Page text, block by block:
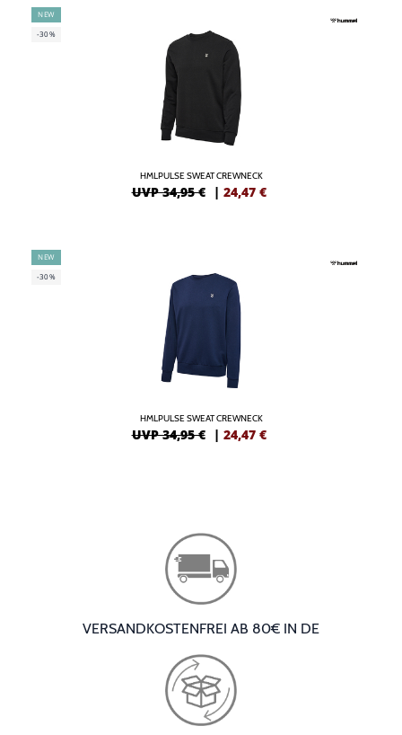
NEW
-30%
HMLPULSE SWEAT CREWNECK
UVP 34,95 € | 24,47 €
NEW
-30%
HMLPULSE SWEAT CREWNECK
UVP 34,95 € | 24,47 €
VERSANDKOSTENFREI AB 80€ IN DE